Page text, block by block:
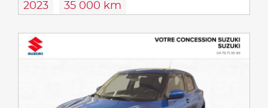
2023 35 000 km